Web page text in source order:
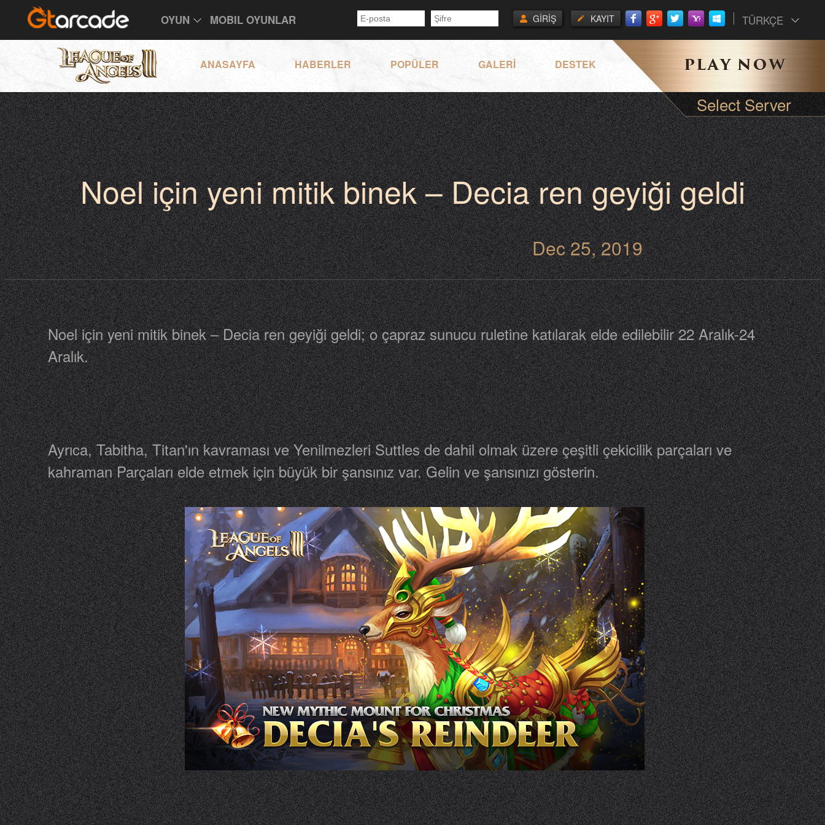
OYUN MOBIL OYUNLAR TÜRKÇE
KAYIT
GİRİŞ
ANASAYFA HABERLER POPÜLER GALERİ DESTEK
Select Server
Noel için yeni mitik binek – Decia ren geyiği geldi
Dec 25, 2019
Noel için yeni mitik binek – Decia ren geyiği geldi; o çapraz sunucu ruletine katılarak elde edilebilir 22 Aralık-24
Aralık.
Ayrıca, Tabitha, Titan'ın kavraması ve Yenilmezleri Suttles de dahil olmak üzere çeşitli çekicilik parçaları ve
kahraman Parçaları elde etmek için büyük bir şansınız var. Gelin ve şansınızı gösterin.